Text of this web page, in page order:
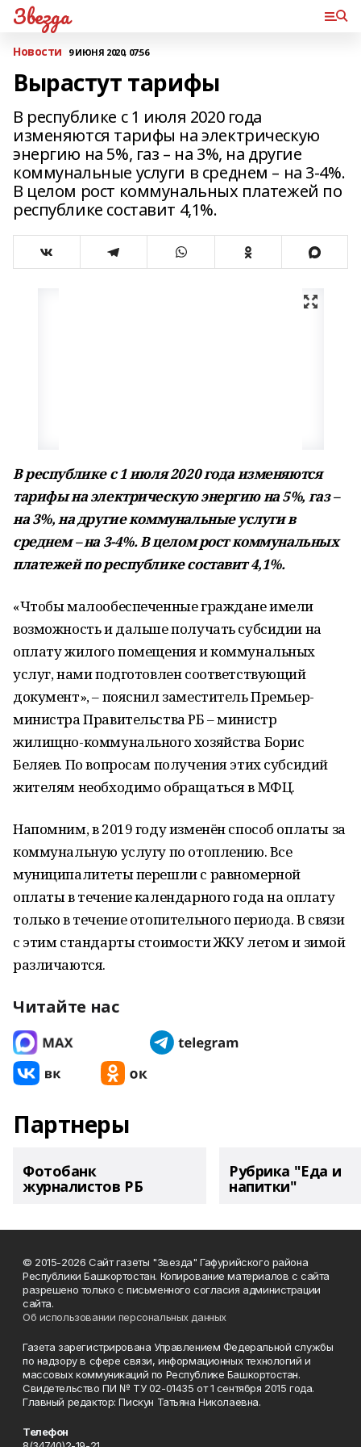
Звезда
Новости 9 ИЮНЯ 2020, 07:56
Вырастут тарифы
В республике с 1 июля 2020 года
изменяются тарифы на электрическую
энергию на 5%, газ – на 3%, на другие
коммунальные услуги в среднем – на 3-4%.
В целом рост коммунальных платежей по
республике составит 4,1%.
В республике с 1 июля 2020 года изменяются
тарифы на электрическую энергию на 5%, газ –
на 3%, на другие коммунальные услуги в
среднем – на 3-4%. В целом рост коммунальных
платежей по республике составит 4,1%.
«Чтобы малообеспеченные граждане имели
возможность и дальше получать субсидии на
оплату жилого помещения и коммунальных
услуг, нами подготовлен соответствующий
документ», – пояснил заместитель Премьер-
министра Правительства РБ – министр
жилищно-коммунального хозяйства Борис
Беляев. По вопросам получения этих субсидий
жителям необходимо обращаться в МФЦ.
Напомним, в 2019 году изменён способ оплаты за
коммунальную услугу по отоплению. Все
муниципалитеты перешли с равномерной
оплаты в течение календарного года на оплату
только в течение отопительного периода. В связи
с этим стандарты стоимости ЖКУ летом и зимой
различаются.
Читайте нас
Партнеры
Фотобанк
журналистов РБ
Рубрика "Еда и
напитки"
© 2015-2026 Сайт газеты "Звезда" Гафурийского района
Республики Башкортостан. Копирование материалов с сайта
разрешено только с письменного согласия администрации
сайта.
Об использовании персональных данных
Газета зарегистрирована Управлением Федеральной службы
по надзору в сфере связи, информационных технологий и
массовых коммуникаций по Республике Башкортостан.
Свидетельство ПИ № ТУ 02-01435 от 1 сентября 2015 года.
Главный редактор: Пискун Татьяна Николаевна.
Телефон